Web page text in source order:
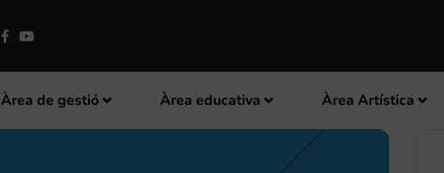
Àrea de gestió Àrea educativa Àrea Artística